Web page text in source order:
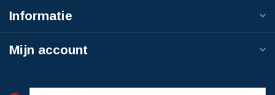
Informatie
Mijn account